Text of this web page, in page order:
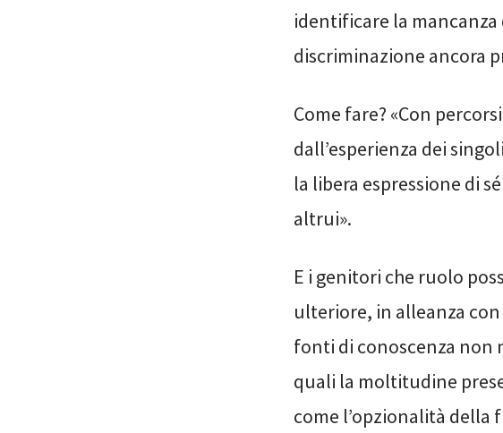
identificare la
discriminazione ancora
Come fare? «Con
dall’esperienza dei
la libera espressione di
altrui».
E i genitori che ruolo
ulteriore, in alleanza
fonti di conoscenza
quali la moltitudine
come l’opzionalità della